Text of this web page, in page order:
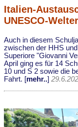
Italien-
UNESCO-
Auch in diesem
zwischen der HHS
Superiore "Giovanni
April ging es für 14
10 und S 2 sowie die
Fahrt. [mehr..]